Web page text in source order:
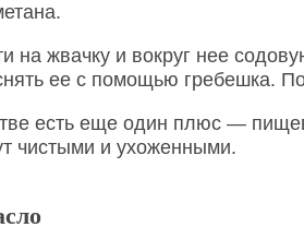
на жвачку и вокруг нее
ее с помощью гребешка.
есть еще один плюс —
чистыми и ухоженными.